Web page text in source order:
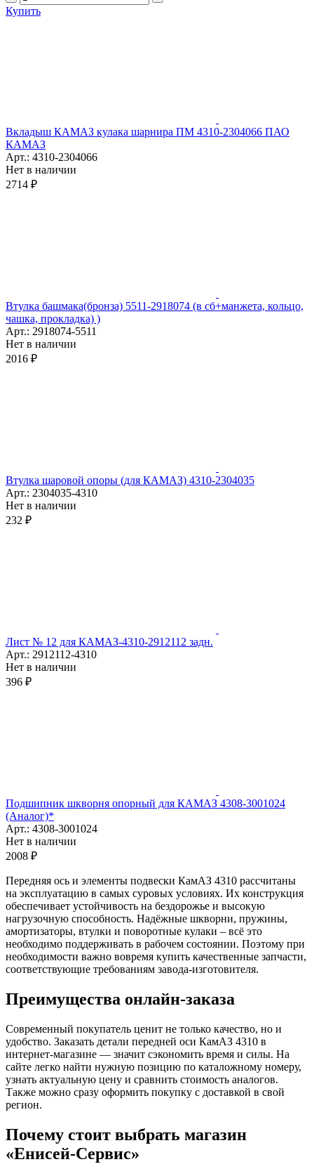
Купить
Вкладыш КАМАЗ кулака шарнира ПМ 4310-2304066 ПАО
КАМАЗ
Арт.: 4310-2304066
Нет в наличии
2714 ₽
Втулка башмака(бронза) 5511-2918074 (в сб+манжета, кольцо,
чашка, прокладка) )
Арт.: 2918074-5511
Нет в наличии
2016 ₽
Втулка шаровой опоры (для КАМАЗ) 4310-2304035
Арт.: 2304035-4310
Нет в наличии
232 ₽
Лист № 12 для КАМАЗ-4310-2912112 задн.
Арт.: 2912112-4310
Нет в наличии
396 ₽
Подшипник шкворня опорный для КАМАЗ 4308-3001024
(Аналог)*
Арт.: 4308-3001024
Нет в наличии
2008 ₽
Передняя ось и элементы подвески КамАЗ 4310 рассчитаны
на эксплуатацию в самых суровых условиях. Их конструкция
обеспечивает устойчивость на бездорожье и высокую
нагрузочную способность. Надёжные шкворни, пружины,
амортизаторы, втулки и поворотные кулаки – всё это
необходимо поддерживать в рабочем состоянии. Поэтому при
необходимости важно вовремя купить качественные запчасти,
соответствующие требованиям завода-изготовителя.
Преимущества онлайн-заказа
Современный покупатель ценит не только качество, но и
удобство. Заказать детали передней оси КамАЗ 4310 в
интернет-магазине — значит сэкономить время и силы. На
сайте легко найти нужную позицию по каталожному номеру,
узнать актуальную цену и сравнить стоимость аналогов.
Также можно сразу оформить покупку с доставкой в свой
регион.
Почему стоит выбрать магазин
«Енисей-Сервис»